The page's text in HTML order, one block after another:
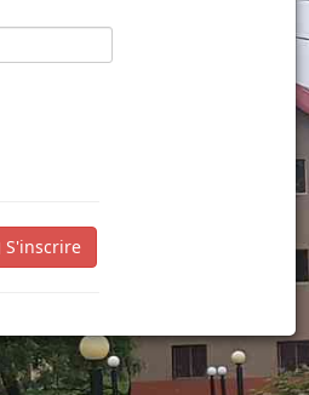
S'inscrire